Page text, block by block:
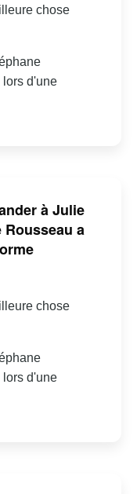
chose
lors d'une
à Julie
Rousseau a
chose
lors d'une